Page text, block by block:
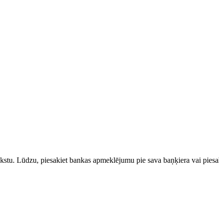
Lūdzu, piesakiet bankas apmeklējumu pie sava baņķiera vai